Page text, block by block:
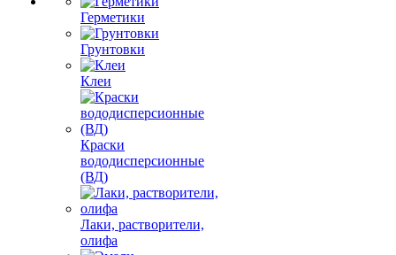
Герметики
Грунтовки
Клеи
Краски
вододисперсионные
(ВД)
Лаки, растворители,
олифа